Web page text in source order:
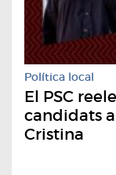
Política local
El PSC
candidats
Cristina